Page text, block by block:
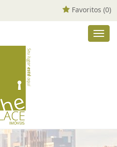
Favoritos (0)